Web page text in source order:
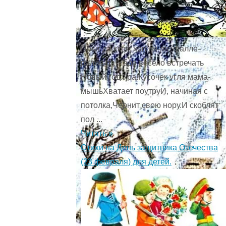
Прыг да скок, хоп ля-ля, фалле-
ралле-ра!Надо весело встречать
Новый год.Ура!Кусочек угля мама-
мышьХватает поутруИ, начиная с
потолка,Чернит свою нору.И скоблят
пол ...
Читать »
Стихи на День защитника Отечества
(23 февраля) для детей.